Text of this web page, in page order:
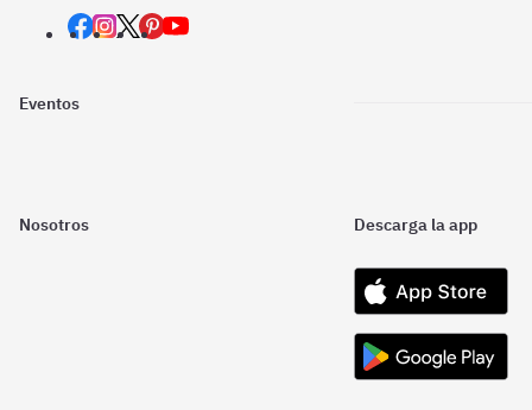
Eventos
Nosotros Descarga la app